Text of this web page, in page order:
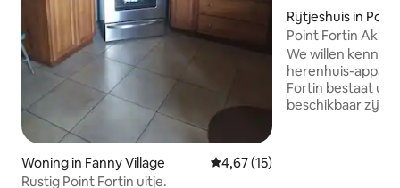
Woning in Fanny Village Gemiddelde beoordeling van
4,67 (15)
Rustig Point Fortin uitje.
Rijtjeshuis in
Point Fortin
We willen
herenhuis-
Fortin bestaat uit
beschikbaar zijn